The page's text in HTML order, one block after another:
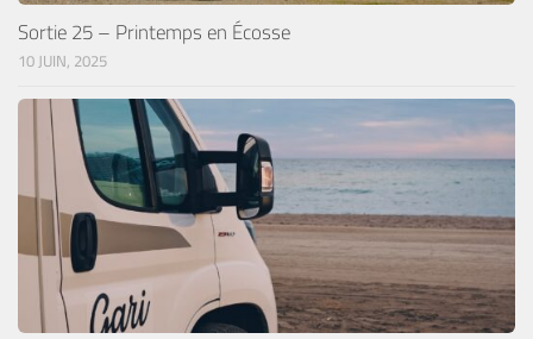
Sortie 25 – Printemps en Écosse
10 JUIN, 2025